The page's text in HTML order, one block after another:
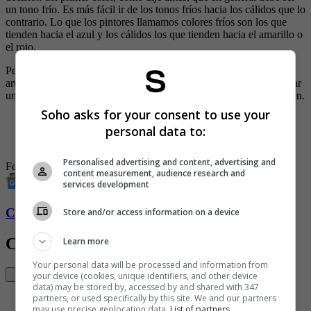
un tono frío. Es más fácil ir de los tonos fríos hacia los cálidos que lo
contrario. Lo que los pintores llamamos colores fríos son los que
tienden hacia el azul y los cálidos los que tienden hacia el amarillo o
el rojo.
Pero si me preguntan cuál es el peor error que puede cometer un
artista, sería el de empezar sin la pasión que se necesita para realizar
una obra. Si no hay pasión por lo que se hace, nada puede salir bien.
Así se hace una obra de arte
El paso del maestro Botero en SoHo
Fernando Boteroarte colombianoArtepintores colombianos
Conozca más de Soho aquí
Contenido Relacionado
Soho asks for your consent to use your
personal data to:
Personalised advertising and content, advertising and
content measurement, audience research and
services development
Store and/or access information on a device
Learn more
Your personal data will be processed and information from
your device (cookies, unique identifiers, and other device
data) may be stored by, accessed by and shared with 347
partners, or used specifically by this site. We and our partners